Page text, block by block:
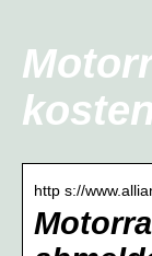
kosten
http s://